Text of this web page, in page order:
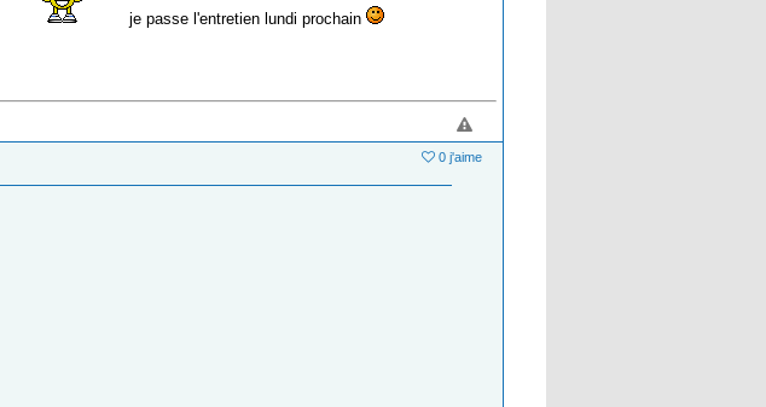
je passe l'entretien lundi prochain
0 j'aime